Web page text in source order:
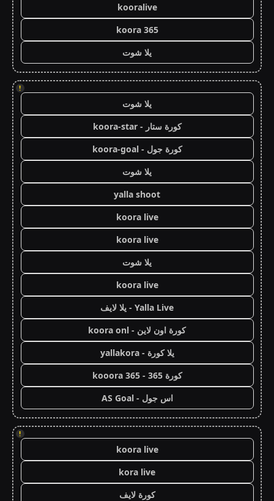
kooralive
koora 365
يلا شوت
!
يلا شوت
كورة ستار - koora-star
كورة جول - koora-goal
يلا شوت
yalla shoot
koora live
koora live
يلا شوت
koora live
Yalla Live - يلا لايف
كورة اون لاين - koora onl
يلا كورة - yallakora
كورة 365 - kooora 365
اس جول - AS Goal
!
koora live
kora live
كورة لايف